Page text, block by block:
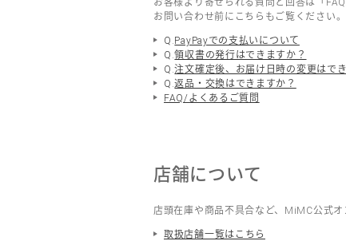
お客様より寄せられる質問と回答は「
お問い合わせ前にこちらもご覧ください。
Q. PayPayでの支払いについて
Q.領収書の発行はできますか？
Q.注文確定後、お届け日時の変更はで
Q.返品・交換はできますか？
FAQ/よくあるご質問
店舗について
店頭在庫や商品不具合など、MiMC公式
取扱店舗一覧はこちら